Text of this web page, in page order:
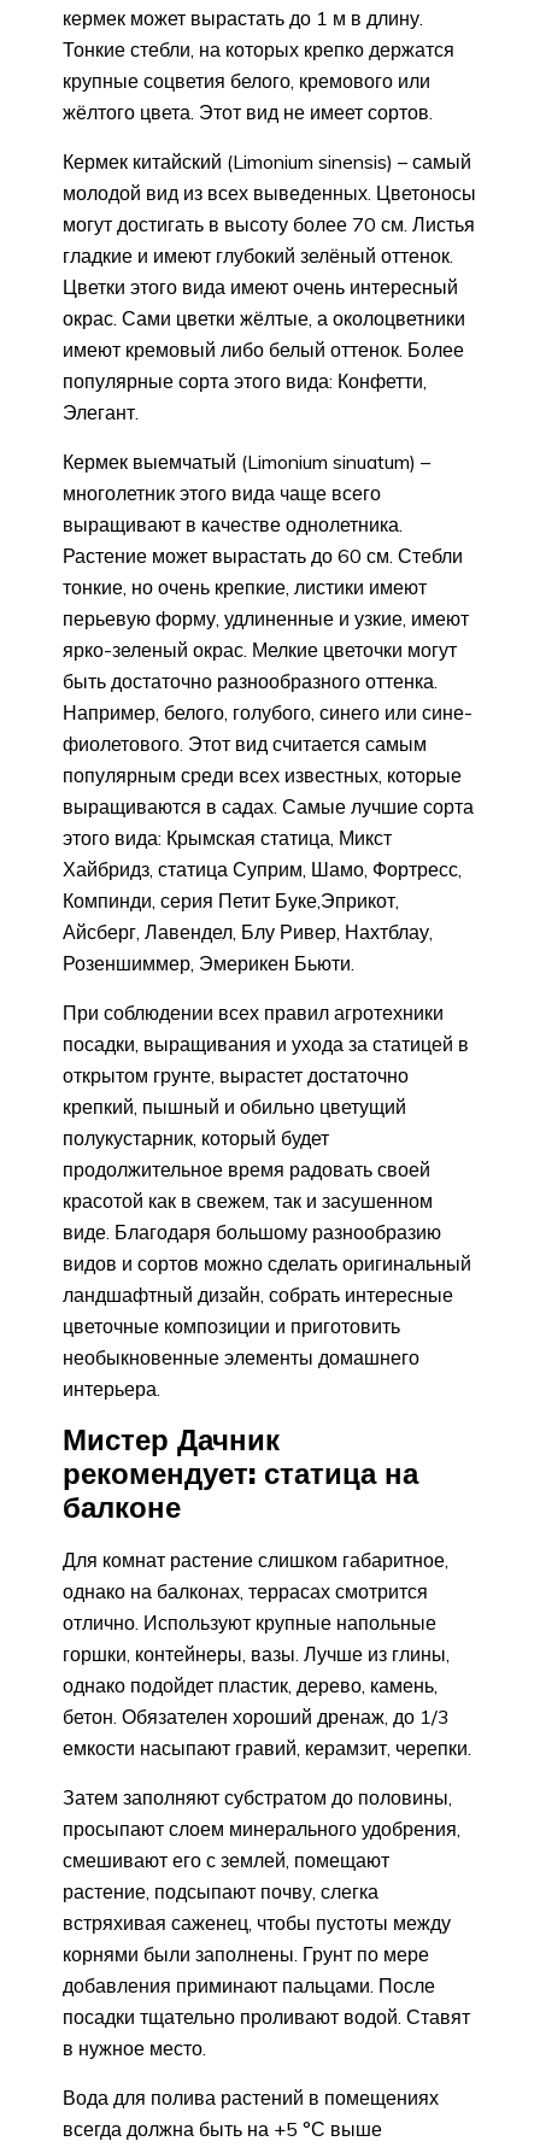
кермек может вырастать до 1 м в длину.
Тонкие стебли, на которых крепко держатся
крупные соцветия белого, кремового или
жёлтого цвета. Этот вид не имеет сортов.
Кермек китайский (Limonium sinensis) – самый
молодой вид из всех выведенных. Цветоносы
могут достигать в высоту более 70 см. Листья
гладкие и имеют глубокий зелёный оттенок.
Цветки этого вида имеют очень интересный
окрас. Сами цветки жёлтые, а околоцветники
имеют кремовый либо белый оттенок. Более
популярные сорта этого вида: Конфетти,
Элегант.
Кермек выемчатый (Limonium sinuatum) –
многолетник этого вида чаще всего
выращивают в качестве однолетника.
Растение может вырастать до 60 см. Стебли
тонкие, но очень крепкие, листики имеют
перьевую форму, удлиненные и узкие, имеют
ярко-зеленый окрас. Мелкие цветочки могут
быть достаточно разнообразного оттенка.
Например, белого, голубого, синего или сине-
фиолетового. Этот вид считается самым
популярным среди всех известных, которые
выращиваются в садах. Самые лучшие сорта
этого вида: Крымская статица, Микст
Хайбридз, статица Суприм, Шамо, Фортресс,
Компинди, серия Петит Буке,Эприкот,
Айсберг, Лавендел, Блу Ривер, Нахтблау,
Розеншиммер, Эмерикен Бьюти.
При соблюдении всех правил агротехники
посадки, выращивания и ухода за статицей в
открытом грунте, вырастет достаточно
крепкий, пышный и обильно цветущий
полукустарник, который будет
продолжительное время радовать своей
красотой как в свежем, так и засушенном
виде. Благодаря большому разнообразию
видов и сортов можно сделать оригинальный
ландшафтный дизайн, собрать интересные
цветочные композиции и приготовить
необыкновенные элементы домашнего
интерьера.
Мистер Дачник
рекомендует: статица на
балконе
Для комнат растение слишком габаритное,
однако на балконах, террасах смотрится
отлично. Используют крупные напольные
горшки, контейнеры, вазы. Лучше из глины,
однако подойдет пластик, дерево, камень,
бетон. Обязателен хороший дренаж, до 1/3
емкости насыпают гравий, керамзит, черепки.
Затем заполняют субстратом до половины,
просыпают слоем минерального удобрения,
смешивают его с землей, помещают
растение, подсыпают почву, слегка
встряхивая саженец, чтобы пустоты между
корнями были заполнены. Грунт по мере
добавления приминают пальцами. После
посадки тщательно проливают водой. Ставят
в нужное место.
Вода для полива растений в помещениях
всегда должна быть на +5 °С выше